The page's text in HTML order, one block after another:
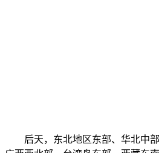
后天，东北地区东部、华北中部